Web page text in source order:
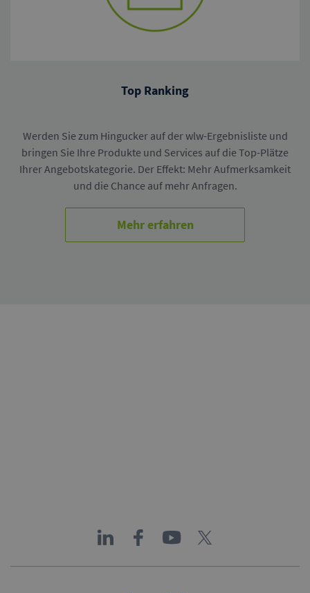
Top Ranking
Werden Sie zum Hingucker auf der wlw-Ergebnisliste und
bringen Sie Ihre Produkte und Services auf die Top-Plätze
Ihrer Angebotskategorie. Der Effekt: Mehr Aufmerksamkeit
und die Chance auf mehr Anfragen.
Mehr erfahren